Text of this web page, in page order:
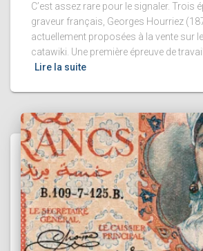
C’est assez rare pour le signaler. Trois
graveur français, Georges Hourriez
actuellement proposées à la vente sur
catawiki. Une première épreuve de
Lire la suite